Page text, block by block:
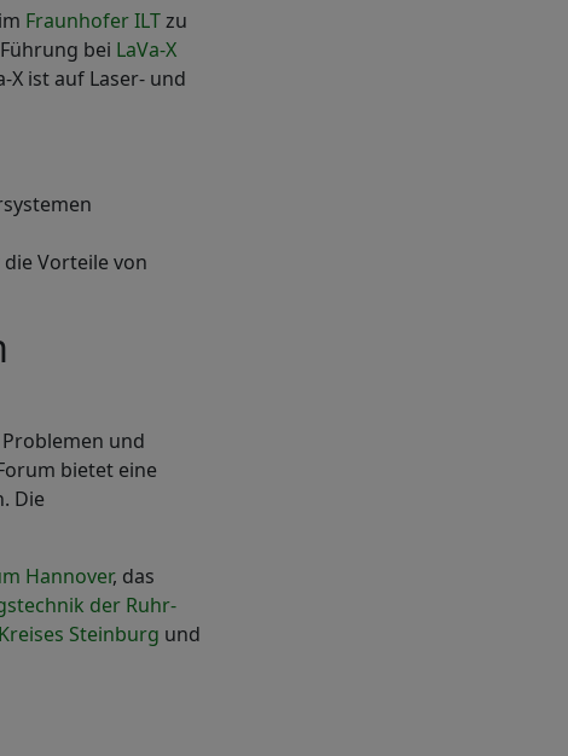
Fraunhofer ILTzu
bei LaVa-X
ist auf Laser- und
Vorteile von
und
bietet eine
Die
Hannover, das
der Ruhr-
Steinburg und